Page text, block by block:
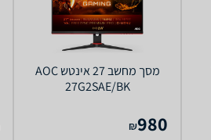
מסך מחשב ‏27 ‏אינטש AOC
27G2SAE/BK
980
₪